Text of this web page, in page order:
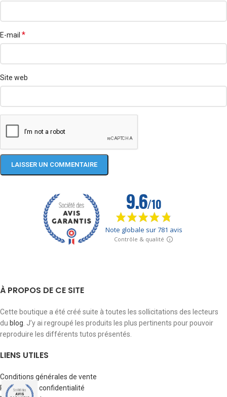
E-mail *
Site web
À PROPOS DE CE SITE
Cette boutique a été créé suite à toutes les sollicitations des lecteurs
du blog . J’y ai regroupé les produits les plus pertinents pour pouvoir
reproduire les différents tutos présentés.
LIENS UTILES
Conditions générales de vente
Politique de confidentialité